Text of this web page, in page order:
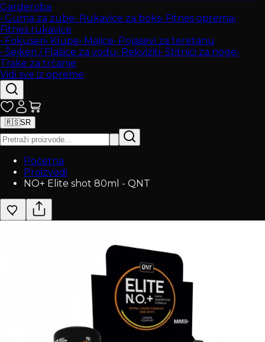
Garderoba
• Guma za zube• Rukavice za boks• Fitnes oprema•
Fitnes rukavice
• Fokuseri• Klupe• Majice• Pojasevi za teretanu
• Šejkeri / Flašice za vodu• Rekviziti• Štitnici za noge•
Trake za trčanje
Vidi sve iz opreme
🇷🇸SR
Početna
Proizvodi
NO+ Elite shot 80ml - QNT